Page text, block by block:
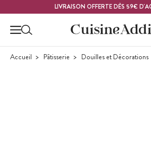
LIVRAISON OFFERTE DÈS 59€
Accueil Pâtisserie Douilles et Décorations